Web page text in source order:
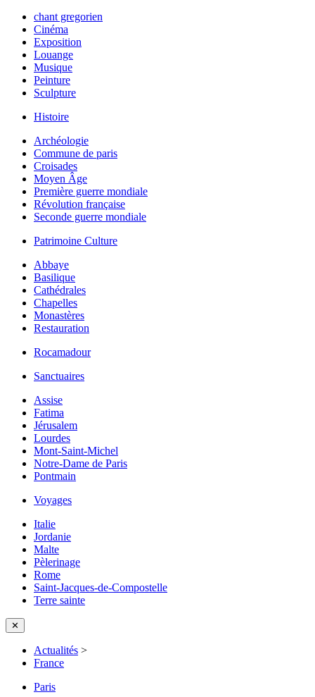
chant gregorien
Cinéma
Exposition
Louange
Musique
Peinture
Sculpture
Histoire
Archéologie
Commune de paris
Croisades
Moyen Âge
Première guerre mondiale
Révolution française
Seconde guerre mondiale
Patrimoine Culture
Abbaye
Basilique
Cathédrales
Chapelles
Monastères
Restauration
Rocamadour
Sanctuaires
Assise
Fatima
Jérusalem
Lourdes
Mont-Saint-Michel
Notre-Dame de Paris
Pontmain
Voyages
Italie
Jordanie
Malte
Pèlerinage
Rome
Saint-Jacques-de-Compostelle
Terre sainte
✕
Actualités >
France
Paris